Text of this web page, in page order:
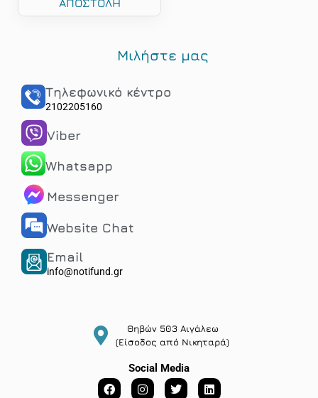
Μιλήστε μας
Τηλεφωνικό κέντρο
2102205160
Viber
Whatsapp
Messenger
Website Chat
Email
info@notifund.gr
Social Media
Θηβών 503 Αιγάλεω
(Είσοδος από Νικηταρά)